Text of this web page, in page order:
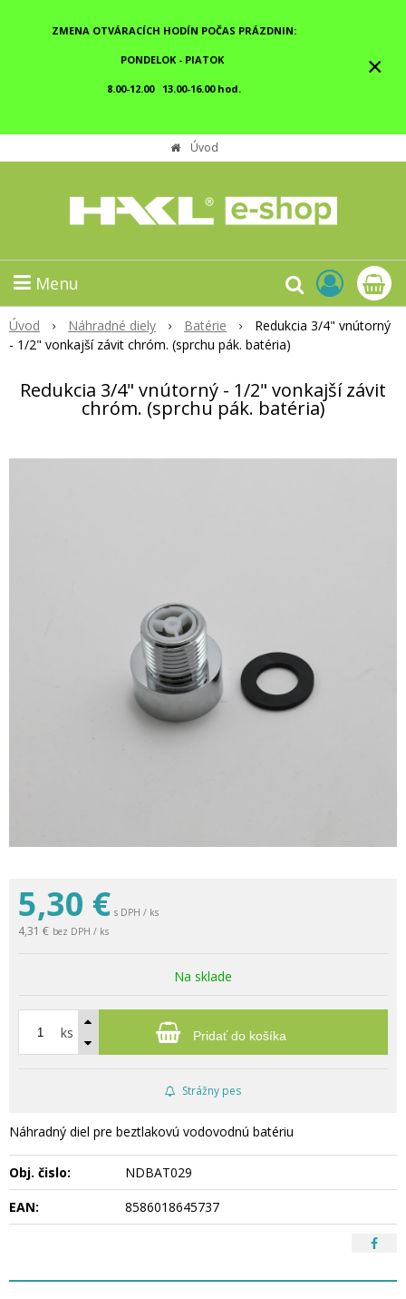
ZMENA OTVÁRACÍCH HODÍN POČAS PRÁZDNIN:
PONDELOK - PIATOK
8.00-12.00 13.00-16.00 hod.
×
Úvod
Menu
Úvod Náhradné diely Batérie
Redukcia 3/4" vnútorný
- 1/2" vonkajší závit chróm. (sprchu pák. batéria)
Redukcia 3/4" vnútorný - 1/2" vonkajší závit
chróm. (sprchu pák. batéria)
5,30 € s DPH / ks
4,31 € bez DPH / ks
Na sklade
ks Pridať do košíka
Strážny pes
Náhradný diel pre beztlakovú vodovodnú batériu
Obj. čislo:
NDBAT029
EAN:
8586018645737